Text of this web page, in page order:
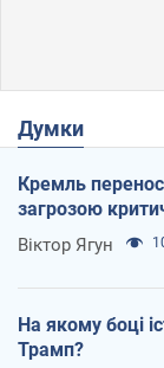
Думки
Кремль
загрозою
Віктор Ягун
На якому боці
Трамп?